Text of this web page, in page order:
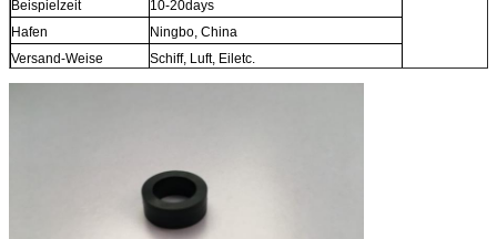
Beispielzeit
10-20days
Hafen
Ningbo, China
Versand-Weise
Schiff, Luft, Eiletc.